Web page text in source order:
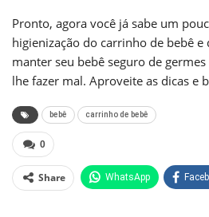
Pronto, agora você já sabe um
higienização do carrinho de bebê
manter seu bebê seguro de
lhe fazer mal. Aproveite as dicas e
bebê carrinho de bebê
0
Share WhatsApp